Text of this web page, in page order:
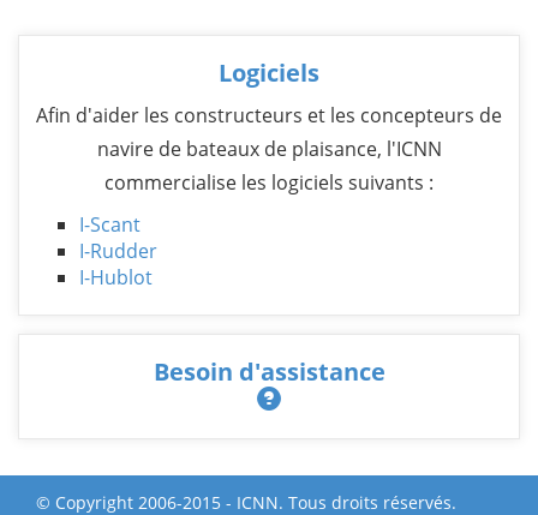
Logiciels
Afin d'aider les constructeurs et les concepteurs de
navire de bateaux de plaisance, l'ICNN
commercialise les logiciels suivants :
I-Scant
I-Rudder
I-Hublot
Besoin d'assistance
© Copyright 2006-2015 - ICNN. Tous droits réservés.